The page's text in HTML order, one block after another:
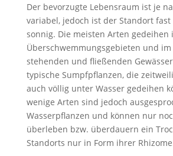
Der bevorzugte Lebensraum ist je
variabel, jedoch ist der Standort
sonnig. Die meisten Arten gedeihen
Überschwemmungsgebieten und
stehenden und fließenden
typische Sumpfpflanzen, die
auch völlig unter Wasser gedeihen
wenige Arten sind jedoch
Wasserpflanzen und können nur
überleben bzw. überdauern ein
Standorts nur in Form ihrer